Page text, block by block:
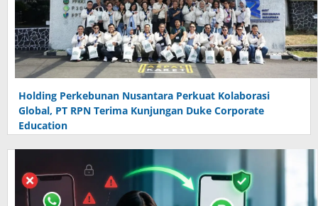
Holding Perkebunan Nusantara Perkuat Kolaborasi
Global, PT RPN Terima Kunjungan Duke Corporate
Education